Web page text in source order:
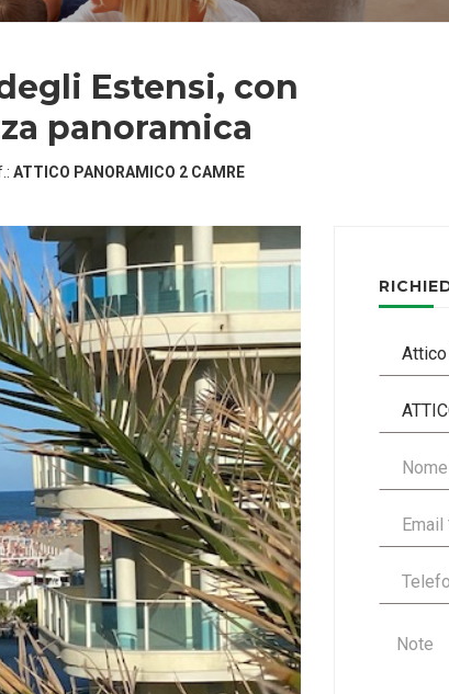
Estensi, con
panoramica
ATTICO PANORAMICO 2 CAMRE